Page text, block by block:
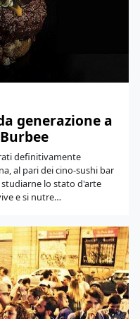
generazione a
definitivamente
al pari dei cino-sushi bar
lo stato d'arte
e si nutre…